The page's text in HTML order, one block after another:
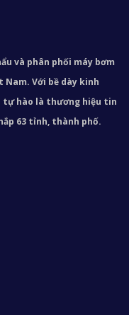
và phân phối máy bơm
Với bề dày kinh
tự hào là thương hiệu tin
63 tỉnh, thành phố.